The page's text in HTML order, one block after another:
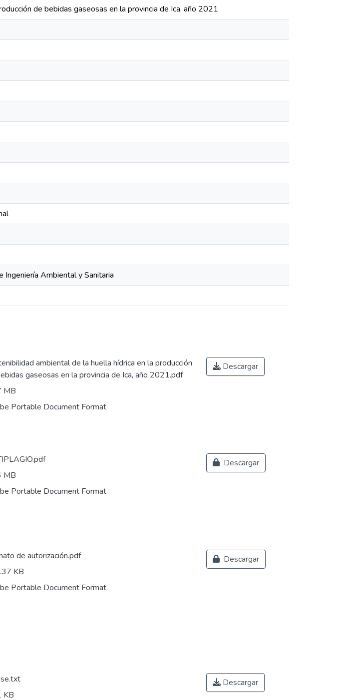
de bebidas gaseosas en la provincia de Ica, año 2021
Ingeniería Ambiental y Sanitaria
ambiental de la huella hídrica en la producción
gaseosas en la provincia de Ica, año 2021.pdf
MB
Portable Document Format
Descargar
MB
Portable Document Format
Descargar
de autorización.pdf
KB
Portable Document Format
Descargar
KB
Descargar